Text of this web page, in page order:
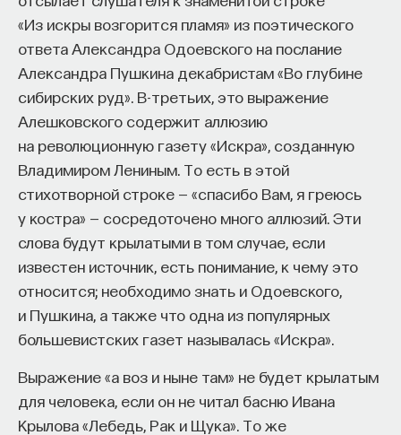
«Из искры возгорится пламя» из поэтического
ответа Александра Одоевского на послание
Александра Пушкина декабристам «Во глубине
сибирских руд». В-третьих, это выражение
Алешковского содержит аллюзию
на революционную газету «Искра», созданную
Владимиром Лениным. То есть в этой
стихотворной строке — «спасибо Вам, я греюсь
у костра» — сосредоточено много аллюзий. Эти
слова будут крылатыми в том случае, если
известен источник, есть понимание, к чему это
относится; необходимо знать и Одоевского,
и Пушкина, а также что одна из популярных
большевистских газет называлась «Искра».
Выражение «а воз и ныне там» не будет крылатым
для человека, если он не читал басню Ивана
Крылова «Лебедь, Рак и Щука». То же